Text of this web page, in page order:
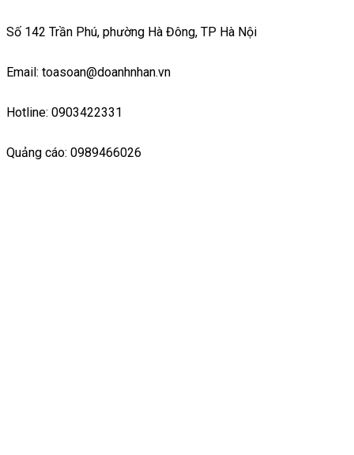
Số 142 Trần Phú, phường Hà Đông, TP Hà Nội
Email: toasoan@doanhnhan.vn
Hotline: 0903422331
Quảng cáo: 0989466026